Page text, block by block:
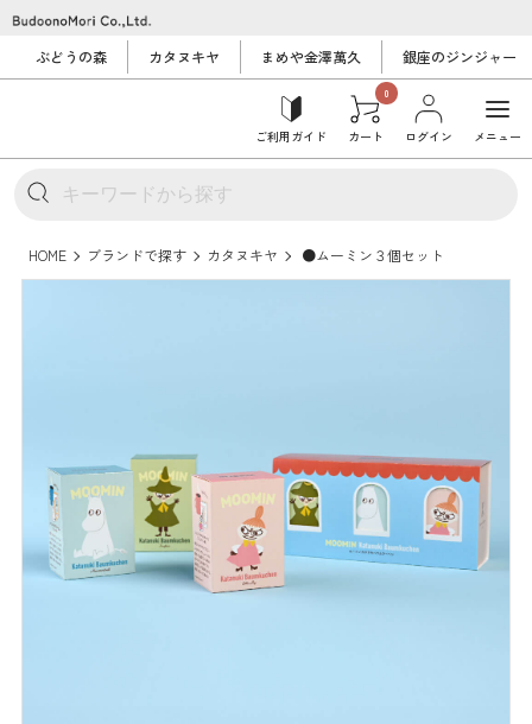
ぶどうの森 カタヌキヤ まめや金澤萬久 銀座のジンジャー
ご利用ガイド
0
カート ログイン メニュー
HOME ブランドで探す カタヌキヤ ●ムーミン３個セット